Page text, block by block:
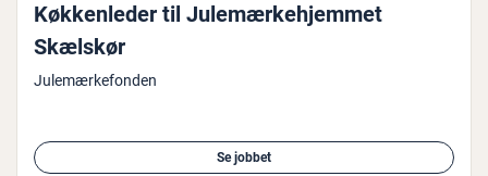
Køk­ken­le­der til Ju­le­mær­ke­hjem­met
Skælskør
Julemærkefonden
Se jobbet